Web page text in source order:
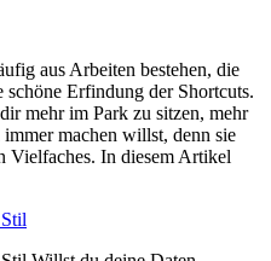
aus Arbeiten bestehen, die
Erfindung der Shortcuts.
mehr im Park zu sitzen, mehr
machen willst, denn sie
Vielfaches. In diesem Artikel